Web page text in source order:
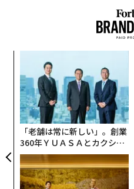
「老舗は常に新しい」。創業
360年ＹＵＡＳＡとカクシン
CEO田尻望が語る、AIを超え
る人の価値